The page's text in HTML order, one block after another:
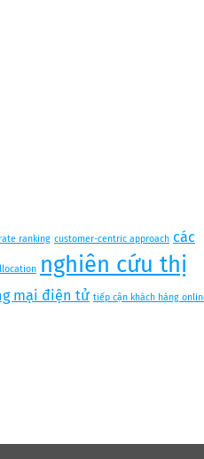
ranking customer-centric approach các
nghiên cứu thị
mại điện tử tiếp cận khách hàng